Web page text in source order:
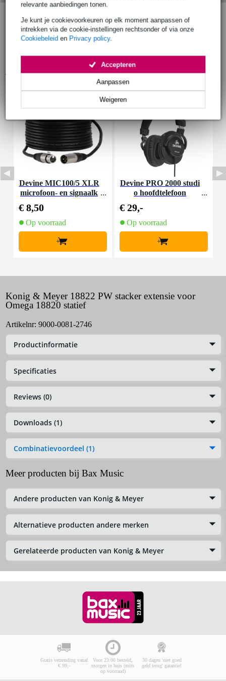
relevante aanbiedingen tonen.
Je kunt je cookievoorkeuren op elk moment aanpassen of
intrekken via de cookie-instellingen rechtsonder of via onze
Cookiebeleid en Privacy policy.
Weigeren
Aanpassen
Accepteren
Accessoires (15)
Devine MIC100/5 XLR
microfoon- en signaalk
€ 8,50
Op voorraad
+
Devine PRO 2000 studi
o hoofdtelefoon
€ 29,-
Op voorraad
+
Konig & Meyer 18822 PW stacker extensie voor
Omega 18820 statief
Artikelnr: 9000-0081-2746
Productinformatie
Specificaties
Reviews (0)
Downloads (1)
Combinatievoordeel (1)
Meer producten bij Bax Music
Andere producten van Konig & Meyer
Alternatieve producten andere merken
Gerelateerde producten van Konig & Meyer
Gratis verzending vanaf
€ 99,-
Voor 23:00 besteld,
morgen in huis (mits
op voorraad)
30 dagen 'niet goed
geld terug' garantie!